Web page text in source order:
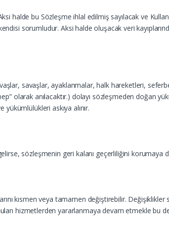
halde bu Sözleşme ihlal edilmiş sayılacak ve
sorumludur. Aksi halde oluşacak veri
savaşlar, ayaklanmalar, halk hareketleri,
olarak anılacaktır.) dolayı sözleşmeden
askıya alınır.
sözleşmenin geri kalanı geçerliliğini korumaya
kısmen veya tamamen değiştirebilir. Değişiklikler
hizmetlerden yararlanmaya devam etmekle bu